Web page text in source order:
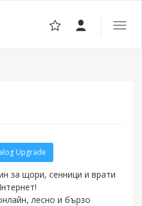
Toggle
Upgrade
за щори, сенници и врати
лесно и бързо